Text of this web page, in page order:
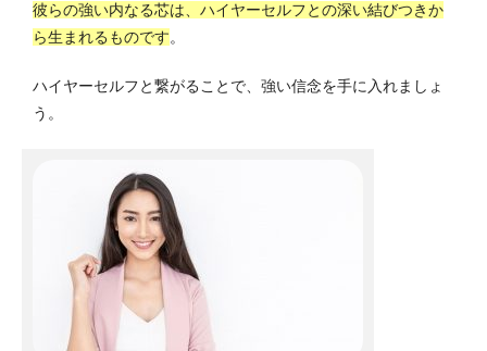
彼らの強い内なる芯は、ハイヤーセルフとの深い結びつきか
ら生まれるものです。
ハイヤーセルフと繋がることで、強い信念を手に入れましょ
う。